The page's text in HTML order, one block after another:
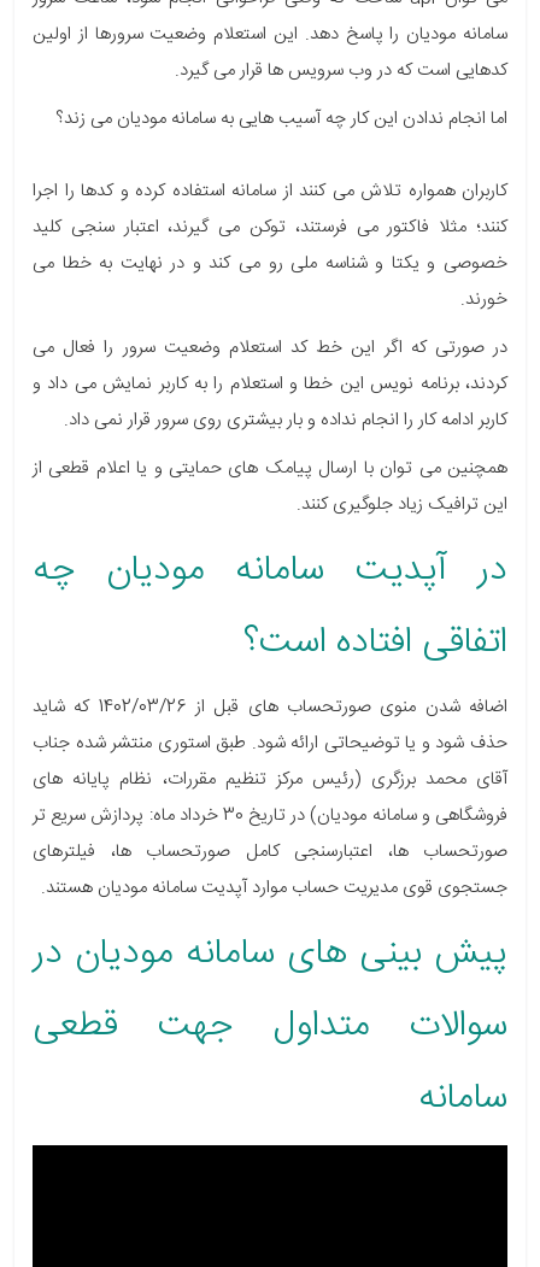
سامانه مودیان را پاسخ دهد. این استعلام وضعیت سرورها از اولین
کدهایی است که در وب سرویس ها قرار می گیرد.
اما انجام ندادن این کار چه آسیب هایی به سامانه مودیان می زند؟
کاربران همواره تلاش می کنند از سامانه استفاده کرده و کدها را اجرا
کنند؛ مثلا فاکتور می فرستند، توکن می گیرند، اعتبار سنجی کلید
خصوصی و یکتا و شناسه ملی رو می کند و در نهایت به خطا می
خورند.
در صورتی که اگر این خط کد استعلام وضعیت سرور را فعال می
کردند، برنامه نویس این خطا و استعلام را به کاربر نمایش می داد و
کاربر ادامه کار را انجام نداده و بار بیشتری روی سرور قرار نمی داد.
همچنین می توان با ارسال پیامک های حمایتی و یا اعلام قطعی از
این ترافیک زیاد جلوگیری کنند.
در آپدیت سامانه مودیان چه
اتفاقی افتاده است؟
اضافه شدن منوی صورتحساب های قبل از 1402/03/26 که شاید
حذف شود و یا توضیحاتی ارائه شود. طبق استوری منتشر شده جناب
آقای محمد برزگری (رئیس مرکز تنظیم مقررات، نظام پایانه های
فروشگاهی و سامانه مودیان) در تاریخ 30 خرداد ماه: پردازش سریع تر
صورتحساب ها، اعتبارسنجی کامل صورتحساب ها، فیلترهای
جستجوی قوی مدیریت حساب موارد آپدیت سامانه مودیان هستند.
پیش بینی های سامانه مودیان در
سوالات متداول جهت قطعی
سامانه